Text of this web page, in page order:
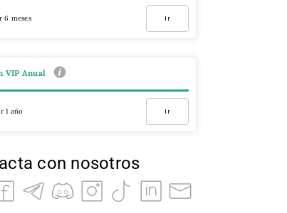
6 meses Ir
VIP Anual
1 año Ir
con nosotros